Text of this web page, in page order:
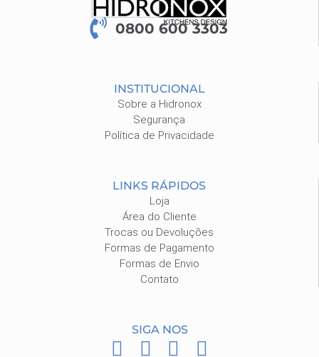
0800 600 3303
INSTITUCIONAL
Sobre a Hidronox
Segurança
Política de Privacidade
LINKS RÁPIDOS
Loja
Área do Cliente
Trocas ou Devoluções
Formas de Pagamento
Formas de Envio
Contato
SIGA NOS
F I P W